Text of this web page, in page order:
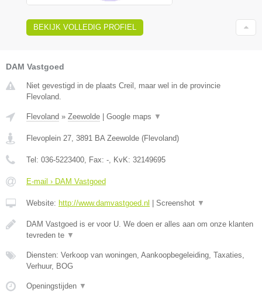
BEKIJK VOLLEDIG PROFIEL
DAM Vastgoed
Niet gevestigd in de plaats Creil, maar wel in de provincie
Flevoland.
Flevoland » Zeewolde Google maps ▼
Flevoplein 27, 3891 BA Zeewolde (Flevoland)
Tel: 036-5223400, Fax: -, KvK: 32149695
E-mail › DAM Vastgoed
Website: http://www.damvastgoed.nl Screenshot ▼
DAM Vastgoed is er voor U. We doen er alles aan om onze klanten
tevreden te ▼
Diensten: Verkoop van woningen, Aankoopbegeleiding, Taxaties,
Verhuur, BOG
Openingstijden ▼